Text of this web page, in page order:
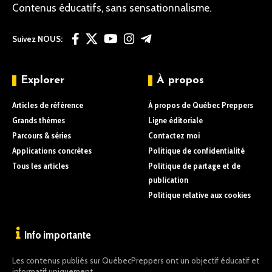
Contenus éducatifs, sans sensationnalisme.
Suivez NOUS:
Explorer
Articles de référence
Grands thèmes
Parcours & séries
Applications concrètes
Tous les articles
À propos
À propos de Québec Preppers
Ligne éditoriale
Contactez moi
Politique de confidentialité
Politique de partage et de
publication
Politique relative aux cookies
Info importante
Les contenus publiés sur QuébecPreppers ont un objectif éducatif et